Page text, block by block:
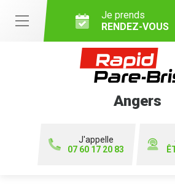
Je prends
RENDEZ-VOUS
Angers
J'appelle
07 60 17 20 83